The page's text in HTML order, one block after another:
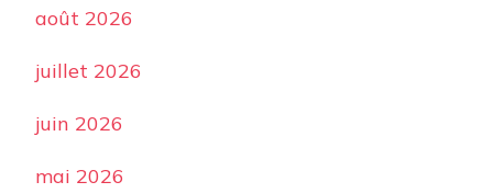
août 2026
juillet 2026
juin 2026
mai 2026